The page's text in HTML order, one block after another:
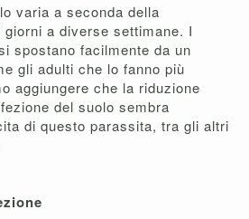
varia a seconda della
a diverse settimane. I
spostano facilmente da un
gli adulti che lo fanno più
aggiungere che la riduzione
del suolo sembra
di questo parassita, tra gli altri